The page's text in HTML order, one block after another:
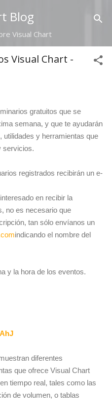
principal
Blog
Visual Chart
Visual Chart -
gratuitos que se
semana, y que te ayudarán
utilidades y herramientas que
servicios.
registrados recibirán un e-
en recibir la
no es necesario que
tan sólo envíanos un
indicando el nombre del
y la hora de los eventos.
diferentes
que ofrece Visual Chart
tiempo real, tales como las
de volumen, o tablas